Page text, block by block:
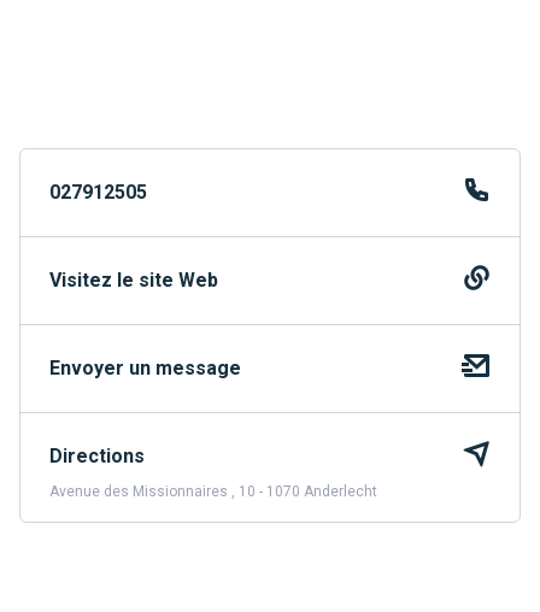
027912505
Visitez le site Web
Envoyer un message
Directions
Avenue des Missionnaires , 10 - 1070 Anderlecht